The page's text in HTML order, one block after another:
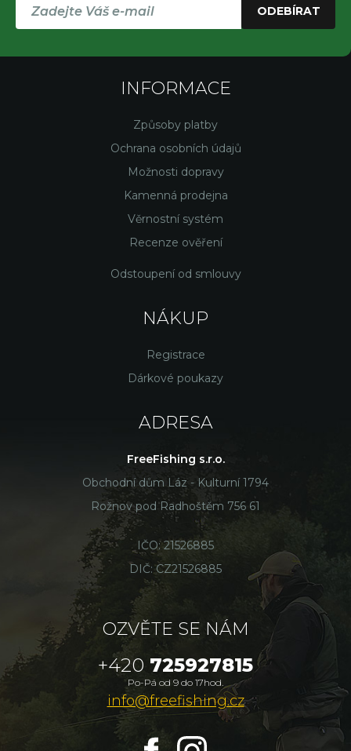
ODEBÍRAT
INFORMACE
Způsoby platby
Ochrana osobních údajů
Možnosti dopravy
Kamenná prodejna
Věrnostní systém
Recenze ověření
Odstoupení od smlouvy
NÁKUP
Registrace
Dárkové poukazy
ADRESA
FreeFishing s.r.o.
Obchodní dům Láz - Kulturní 1794
Rožnov pod Radhoštěm 756 61
IČO: 21526885
DIČ: CZ21526885
OZVĚTE SE NÁM
+420 725927815
Po-Pá od 9 do 17hod.
info@freefishing.cz